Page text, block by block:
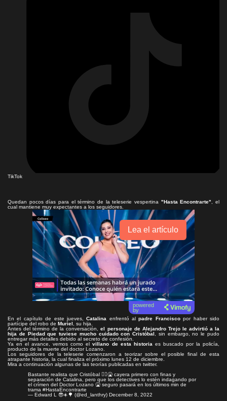
TikTok
Quedan pocos días para el término de la teleserie vespertina "Hasta Encontrarte"
, el
cual mantiene muy expectantes a los seguidores.
Lea el artículo
powered
by
En el capítulo de este jueves,Catalina enfrentó alpadre Franciscopor haber sido
partícipe del robo de Muriel , su hija.
Antes del término de la conversación,el personaje de Alejandro Trejo le advirtió a la
hija de Piedad que tuviese mucho cuidado con Cristóbal
, sin embargo, no le pudo
entregar más detalles debido al secreto de confesión.
Ya en el avance, vemos como elvillano de esta historia es buscado por la policía,
producto de la muerte del doctor Lozano.
Los seguidores de la teleserie comenzaron a teorizar sobre el posible final de esta
atrapante historia, la cual finaliza el próximo lunes 12 de diciembre
Mira a continuación algunas de las teorías publicadas en twitter.
Bastante realista que Cristóbal 🤦‍♂️🤮 cayera primero con finas y
separación de Catalina, pero que los detectives lo estén indagando por
el crímen del Doctor Lozano 🤮 seguro pasará en los últimos min de
trama #HastaEncontrarte
— Edward L 😎☀️🌳 (@ed_lanthry) December 8, 2022